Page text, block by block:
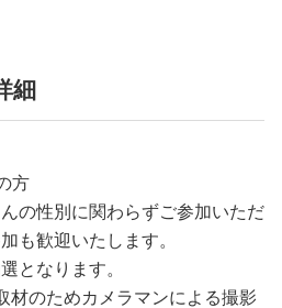
細
方
の性別に関わらずご参加いただ
も歓迎いたします。
となります。
材のためカメラマンによる撮影